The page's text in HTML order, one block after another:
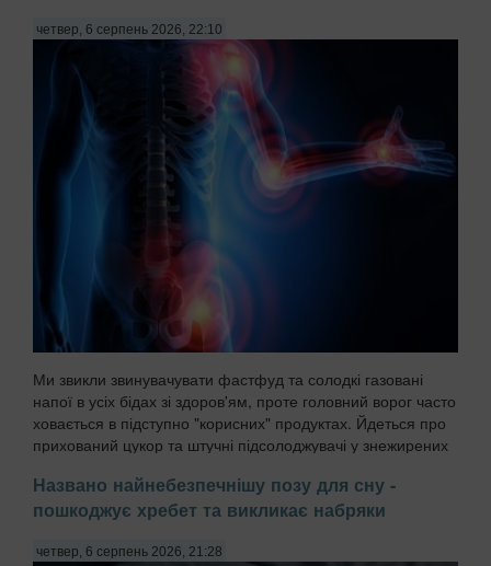
четвер, 6 серпень 2026, 22:10
Ми звикли звинувачувати фастфуд та солодкі газовані
напої в усіх бідах зі здоров'ям, проте головний ворог часто
ховається в підступно "корисних" продуктах. Йдеться про
прихований цукор та штучні підсолоджувачі у знежирених
Названо найнебезпечнішу позу для сну -
пошкоджує хребет та викликає набряки
четвер, 6 серпень 2026, 21:28